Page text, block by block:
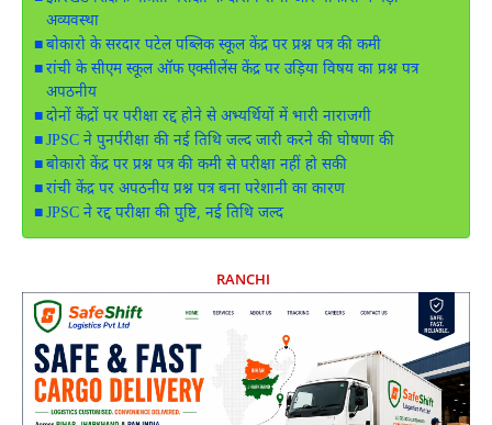
अव्यवस्था
बोकारो के सरदार पटेल पब्लिक स्कूल केंद्र पर प्रश्न पत्र की कमी
रांची के सीएम स्कूल ऑफ एक्सीलेंस केंद्र पर उड़िया विषय का प्रश्न पत्र
अपठनीय
दोनों केंद्रों पर परीक्षा रद्द होने से अभ्यर्थियों में भारी नाराजगी
JPSC ने पुनर्परीक्षा की नई तिथि जल्द जारी करने की घोषणा की
बोकारो केंद्र पर प्रश्न पत्र की कमी से परीक्षा नहीं हो सकी
रांची केंद्र पर अपठनीय प्रश्न पत्र बना परेशानी का कारण
JPSC ने रद्द परीक्षा की पुष्टि, नई तिथि जल्द
RANCHI